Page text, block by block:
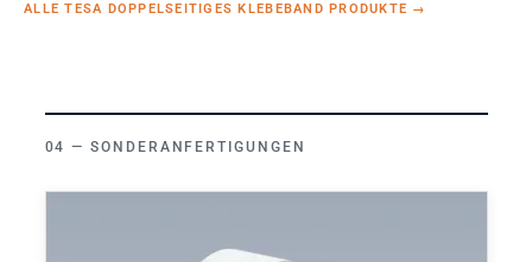
ALLE TESA DOPPELSEITIGES KLEBEBAND PRODUKTE →
SONDERANFERTIGUNGEN